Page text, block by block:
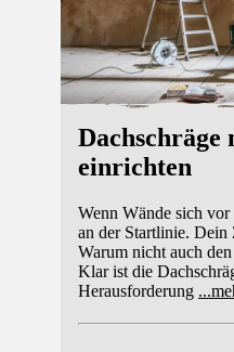
Dachschräge
einrichten
Wenn Wände sich
an der Startlinie.
Warum nicht auch
Klar ist die
Herausforderung ...